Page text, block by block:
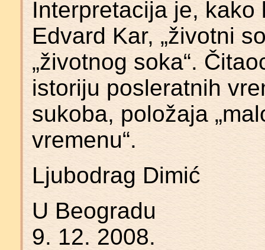
Interpretacija je,
Edvard Kar, „životni
„životnog soka“.
istoriju posleratnih
sukoba, položaja
vremenu“.
Ljubodrag Dimić
U Beogradu
9. 12. 2008.